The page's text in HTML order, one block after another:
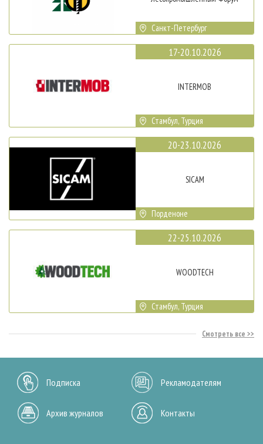
Санкт-Петербург
17-20.10.2026
INTERMOB
Стамбул, Турция
20-23.10.2026
SICAM
Порденоне
22-25.10.2026
WOODTECH
Стамбул, Турция
Смотреть все
Подписка Рекламодателям
Архив журналов Контакты